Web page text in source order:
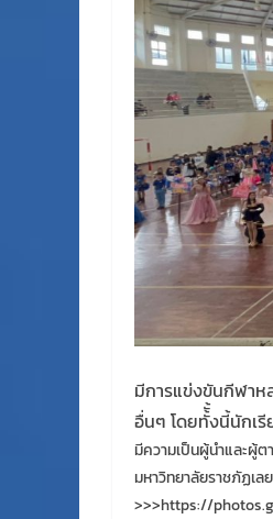
มีการแข่งขันกีฬา
อื่นๆ โดยทั้ั้งนี้นักเ
มีความเป็นผู้นำและผู้ต
มหาวิทยาลัยราชภัฏเล
>>>https://